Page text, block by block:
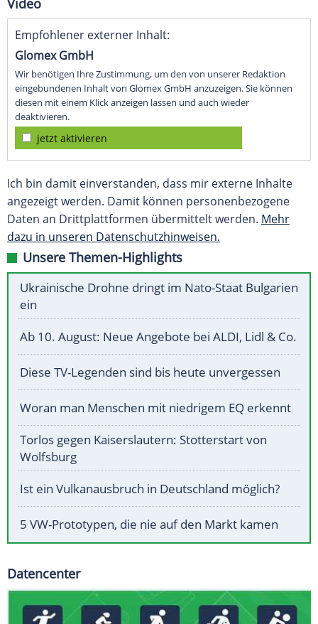
Video
Empfohlener externer Inhalt:
Glomex GmbH
Wir benötigen Ihre Zustimmung, um den von unserer Redaktion
eingebundenen Inhalt von Glomex GmbH anzuzeigen. Sie können
diesen mit einem Klick anzeigen lassen und auch wieder
deaktivieren.
jetzt aktivieren
Ich bin damit einverstanden, dass mir externe Inhalte
angezeigt werden. Damit können personenbezogene
Daten an Drittplattformen übermittelt werden. Mehr
dazu in unseren Datenschutzhinweisen.
Unsere Themen-Highlights
Ukrainische Drohne dringt im Nato-Staat Bulgarien
ein
Ab 10. August: Neue Angebote bei ALDI, Lidl & Co.
Diese TV-Legenden sind bis heute unvergessen
Woran man Menschen mit niedrigem EQ erkennt
Torlos gegen Kaiserslautern: Stotterstart von
Wolfsburg
Ist ein Vulkanausbruch in Deutschland möglich?
5 VW-Prototypen, die nie auf den Markt kamen
Datencenter